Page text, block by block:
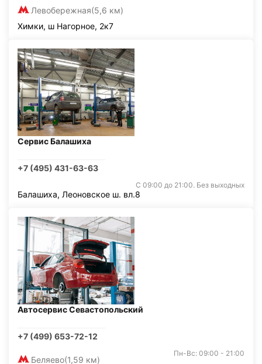
Левобережная(5,6 км)
Химки, ш Нагорное, 2к7
Сервис Балашиха
+7 (495) 431-63-63
С 09:00 до 21:00. Без выходных
Балашиха, Леоновское ш. вл.8
Автосервис Севастопольский
+7 (499) 653-72-12
Беляево(1,59 км)
Пн-Вс: 09:00 - 21:00